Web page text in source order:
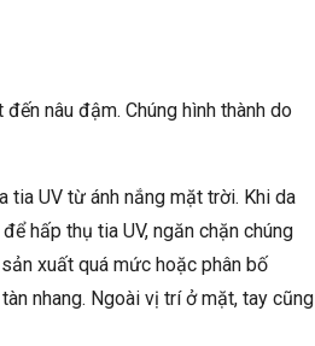
nâu đậm. Chúng hình thành do
tia UV từ ánh nắng mặt trời. Khi da
hấp thụ tia UV, ngăn chặn chúng
xuất quá mức hoặc phân bố
nhang. Ngoài vị trí ở mặt, tay cũng